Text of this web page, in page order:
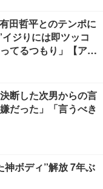
田哲平とのテンポに
ジりには即ツッコ
てるつもり」【アリ
断した次男からの言
だった」「言うべき
神ボディ”解放 7年ぶ